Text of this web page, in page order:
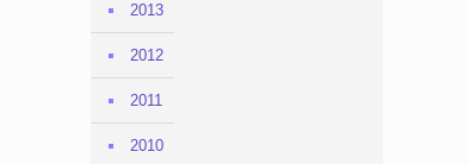
2013
2012
2011
2010